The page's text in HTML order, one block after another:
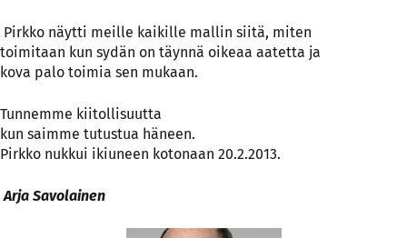
Pirkko näytti meille kaikille mallin siitä, miten
toimitaan kun sydän on täynnä oikeaa aatetta ja
kova palo toimia sen mukaan.
Tunnemme kiitollisuutta
kun saimme tutustua häneen.
Pirkko nukkui ikiuneen kotonaan 20.2.2013.
Arja Savolainen